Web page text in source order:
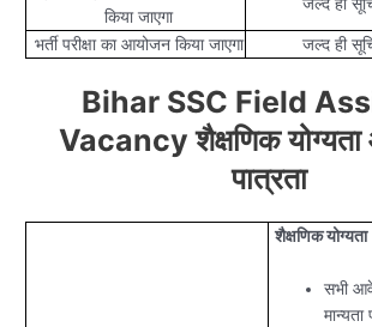
किया जाएगा
भर्ती परीक्षा का आयोजन किया जाएगा जल्द ही
Bihar SSC Field
Vacancy शैक्षणिक
पात्रता
शैक्षणिक योग्यता
सभी